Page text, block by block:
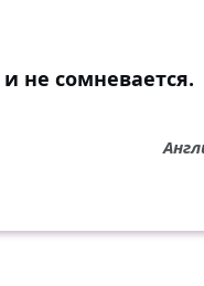
не сомневается.